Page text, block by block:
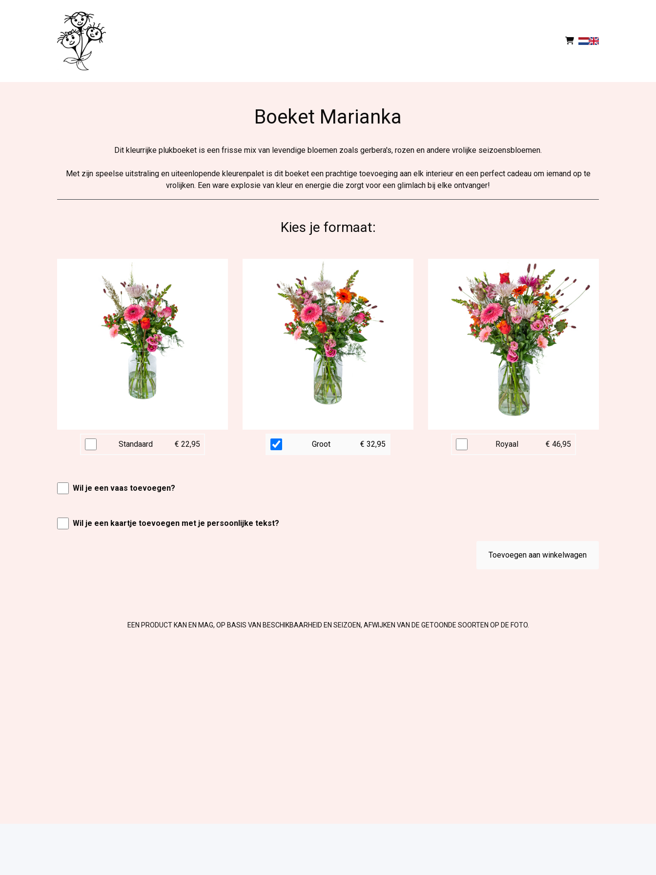
Boeket Marianka
Dit kleurrijke plukboeket is een frisse mix van levendige bloemen zoals gerbera's, rozen en andere vrolijke seizoensbloemen.
Met zijn speelse uitstraling en uiteenlopende kleurenpalet is dit boeket een prachtige toevoeging aan elk interieur en een perfect cadeau om iemand op te
vrolijken. Een ware explosie van kleur en energie die zorgt voor een glimlach bij elke ontvanger!
Kies je formaat:
Standaard € 22,95 Groot € 32,95 Royaal € 46,95
Wil je een vaas toevoegen?
Wil je een kaartje toevoegen met je persoonlijke tekst?
Toevoegen aan winkelwagen
EEN PRODUCT KAN EN MAG, OP BASIS VAN BESCHIKBAARHEID EN SEIZOEN, AFWIJKEN VAN DE GETOONDE SOORTEN OP DE FOTO.